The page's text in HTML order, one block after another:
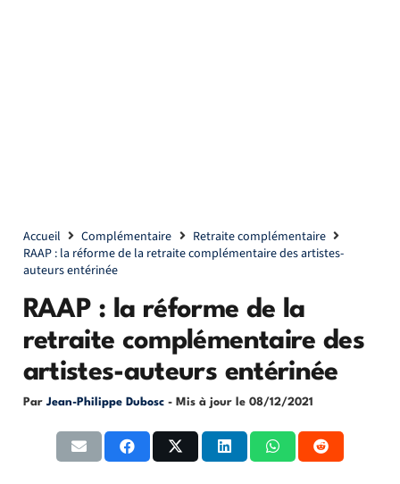
Accueil Complémentaire
Retraite complémentaire
RAAP : la réforme de la retraite complémentaire des artistes-
auteurs entérinée
RAAP : la réforme de la
retraite complémentaire des
artistes-auteurs entérinée
Par Jean-Philippe Dubosc - Mis à jour le 08/12/2021